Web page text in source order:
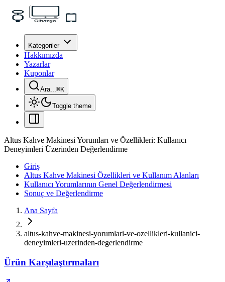
Kategoriler
Hakkımızda
Yazarlar
Kuponlar
Ara...⌘K
Toggle theme
Altus Kahve Makinesi Yorumları ve Özellikleri: Kullanıcı
Deneyimleri Üzerinden Değerlendirme
Giriş
Altus Kahve Makinesi Özellikleri ve Kullanım Alanları
Kullanıcı Yorumlarının Genel Değerlendirmesi
Sonuç ve Değerlendirme
Ana Sayfa
altus-kahve-makinesi-yorumlari-ve-ozellikleri-kullanici-
deneyimleri-uzerinden-degerlendirme
Ürün Karşılaştırmaları